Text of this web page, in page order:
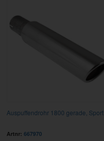
Auspuffendrohr 1800 gerade, Sport
Artnr: 667970